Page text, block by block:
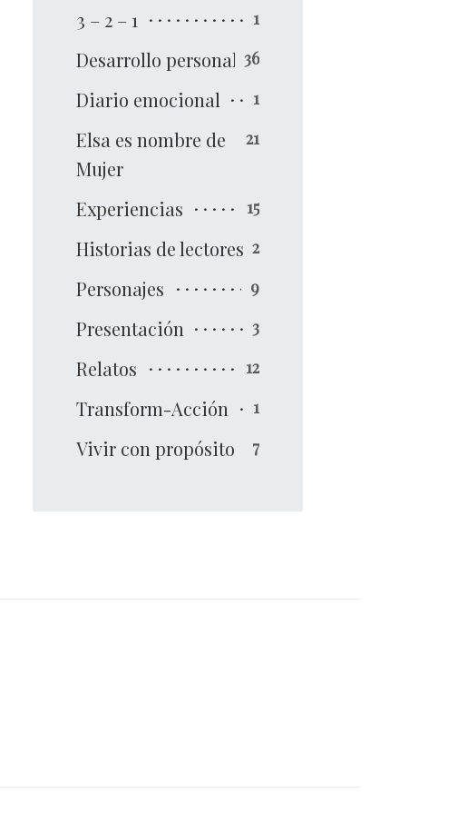
3 – 2 – 1 1
Desarrollo personal 36
Diario emocional 1
Elsa es nombre de
Mujer
21
Experiencias 15
Historias de lectores 2
Personajes 9
Presentación 3
Relatos 12
Transform-Acción 1
Vivir con propósito 7